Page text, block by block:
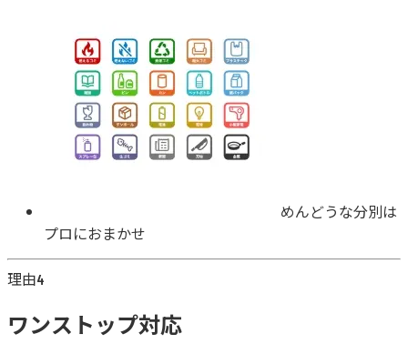
めんどうな分別は
プロにおまかせ
理由4
ワンストップ対応